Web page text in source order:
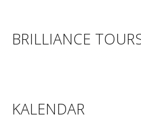
BRILLIANCE
KALENDAR